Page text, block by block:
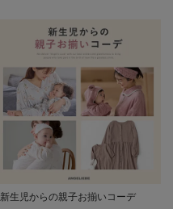
新生児からの親子お揃いコーデ